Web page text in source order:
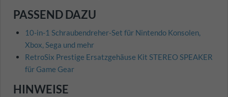
PASSEND DAZU
10-in-1 Schraubendreher-Set für Nintendo Konsolen,
Xbox, Sega und mehr
RetroSix Prestige Ersatzgehäuse Kit STEREO SPEAKER
für Game Gear
HINWEISE